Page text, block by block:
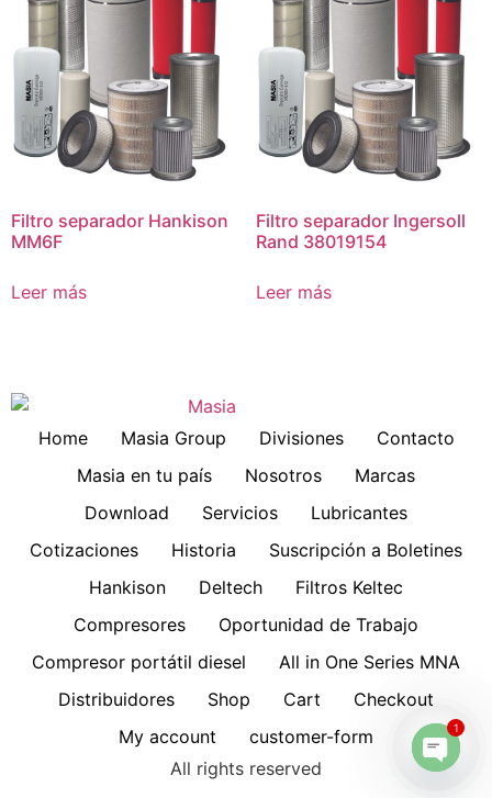
Filtro separador Hankison
MM6F
Leer más
Filtro separador Ingersoll
Rand 38019154
Leer más
Home Masia Group Divisiones
Contacto
Masia en tu país
Nosotros
Marcas
Download
Servicios
Lubricantes
Cotizaciones
Historia
Suscripción a Boletines
Hankison
Deltech
Filtros Keltec
Compresores
Oportunidad de Trabajo
Compresor portátil diesel
All in One Series MNA
Distribuidores
Shop Cart
Checkout
My account
customer-form
All rights reserved
1